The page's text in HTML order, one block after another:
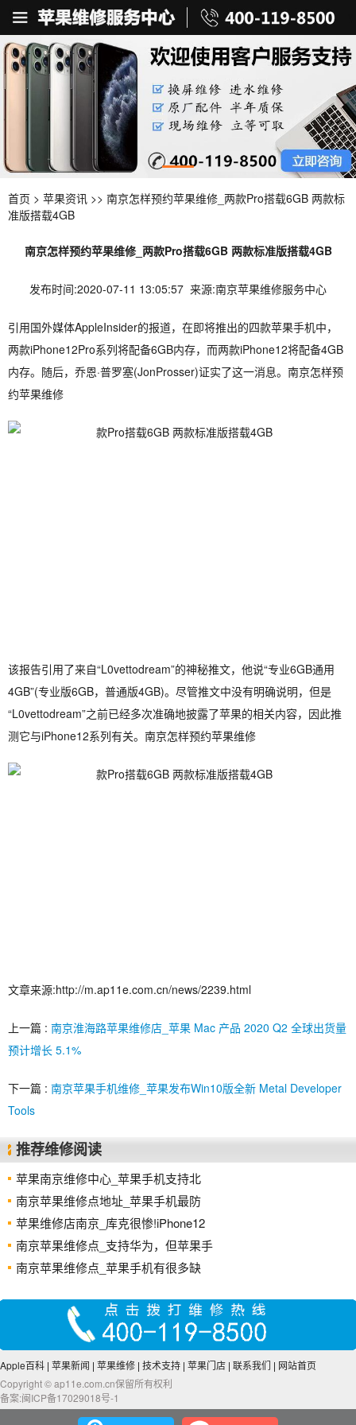
首页 > 苹果资讯 >> 南京怎样预约苹果维修_两款Pro搭载6GB 两款标
准版搭载4GB
南京怎样预约苹果维修_两款Pro搭载6GB 两款标准版搭载4GB
发布时间:2020-07-11 13:05:57 来源:南京苹果维修服务中心
引用国外媒体AppleInsider的报道，在即将推出的四款苹果手机中，
两款iPhone12Pro系列将配备6GB内存，而两款iPhone12将配备4GB
内存。随后，乔恩·普罗塞(JonProsser)证实了这一消息。南京怎样预
约苹果维修
该报告引用了来自“L0vettodream”的神秘推文，他说“专业6GB通用
4GB”(专业版6GB，普通版4GB)。尽管推文中没有明确说明，但是
“L0vettodream”之前已经多次准确地披露了苹果的相关内容，因此推
测它与iPhone12系列有关。南京怎样预约苹果维修
文章来源:http://m.ap11e.com.cn/news/2239.html
上一篇 : 南京淮海路苹果维修店_苹果 Mac 产品 2020 Q2 全球出货量
预计增长 5.1%
下一篇 : 南京苹果手机维修_苹果发布Win10版全新 Metal Developer
Tools
推荐维修阅读
苹果南京维修中心_苹果手机支持北
南京苹果维修点地址_苹果手机最防
苹果维修店南京_库克很惨!iPhone12
南京苹果维修点_支持华为，但苹果手
南京苹果维修点_苹果手机有很多缺
Apple百科 | 苹果新闻 | 苹果维修 | 技术支持 | 苹果门店 | 联系我们 | 网站首页
Copyright © ap11e.com.cn保留所有权利
备案:闽ICP备17029018号-1